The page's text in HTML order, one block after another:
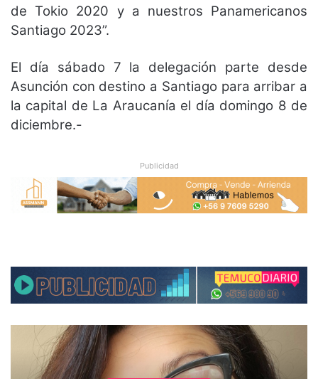
de Tokio 2020 y a nuestros Panamericanos
Santiago 2023”.
El día sábado 7 la delegación parte desde
Asunción con destino a Santiago para arribar a
la capital de La Araucanía el día domingo 8 de
diciembre.-
Publicidad